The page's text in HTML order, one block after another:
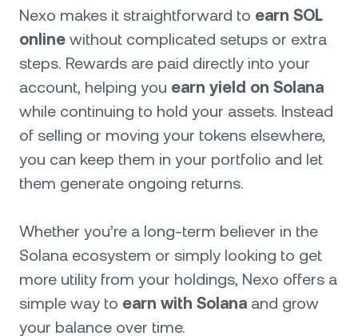
Nexo makes it straightforward to earn SOL
online without complicated setups or extra
steps. Rewards are paid directly into your
account, helping you earn yield on Solana
while continuing to hold your assets. Instead
of selling or moving your tokens elsewhere,
you can keep them in your portfolio and let
them generate ongoing returns.
Whether you’re a long-term believer in the
Solana ecosystem or simply looking to get
more utility from your holdings, Nexo offers a
simple way to earn with Solana and grow
your balance over time.